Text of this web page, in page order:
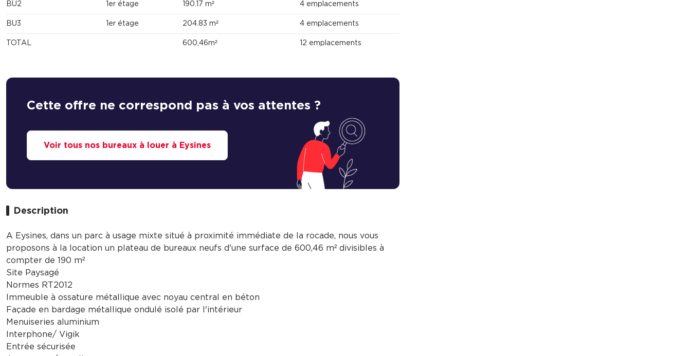
BU2 1er étage 190.17 m² 4 emplacements
BU3 1er étage 204.83 m² 4 emplacements
TOTAL 600,46m² 12 emplacements
Cette offre ne correspond pas à vos attentes ?
Voir tous nos bureaux à louer à Eysines
Description
A Eysines, dans un parc à usage mixte situé à proximité immédiate de la rocade, nous vous
proposons à la location un plateau de bureaux neufs d'une surface de 600,46 m² divisibles à
compter de 190 m²
Site Paysagé
Normes RT2012
Immeuble à ossature métallique avec noyau central en béton
Façade en bardage métallique ondulé isolé par l'intérieur
Menuiseries aluminium
Interphone/ Vigik
Entrée sécurisée